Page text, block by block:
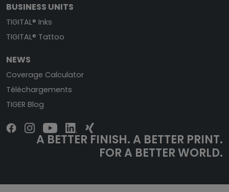
BUSINESS UNITS
TIGITAL® Inks
TIGITAL® Tattoo
NEWS
Coverage Calculator
Téléchargements
TIGER Blog
A BETTER FINISH. A BETTER PRINT.
FOR A BETTER WORLD.